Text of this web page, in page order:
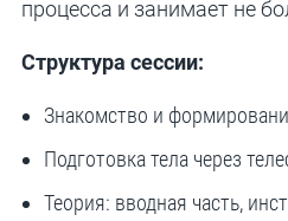
процесса и занимает не
Структура сессии:
Знакомство и
Подготовка тела через
Теория: вводная часть,